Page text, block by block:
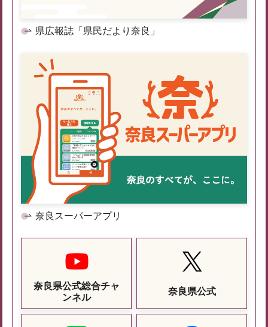
県広報誌「県民だより奈良」
奈良スーパーアプリ
奈良県公式総合チャ
ンネル
奈良県公式